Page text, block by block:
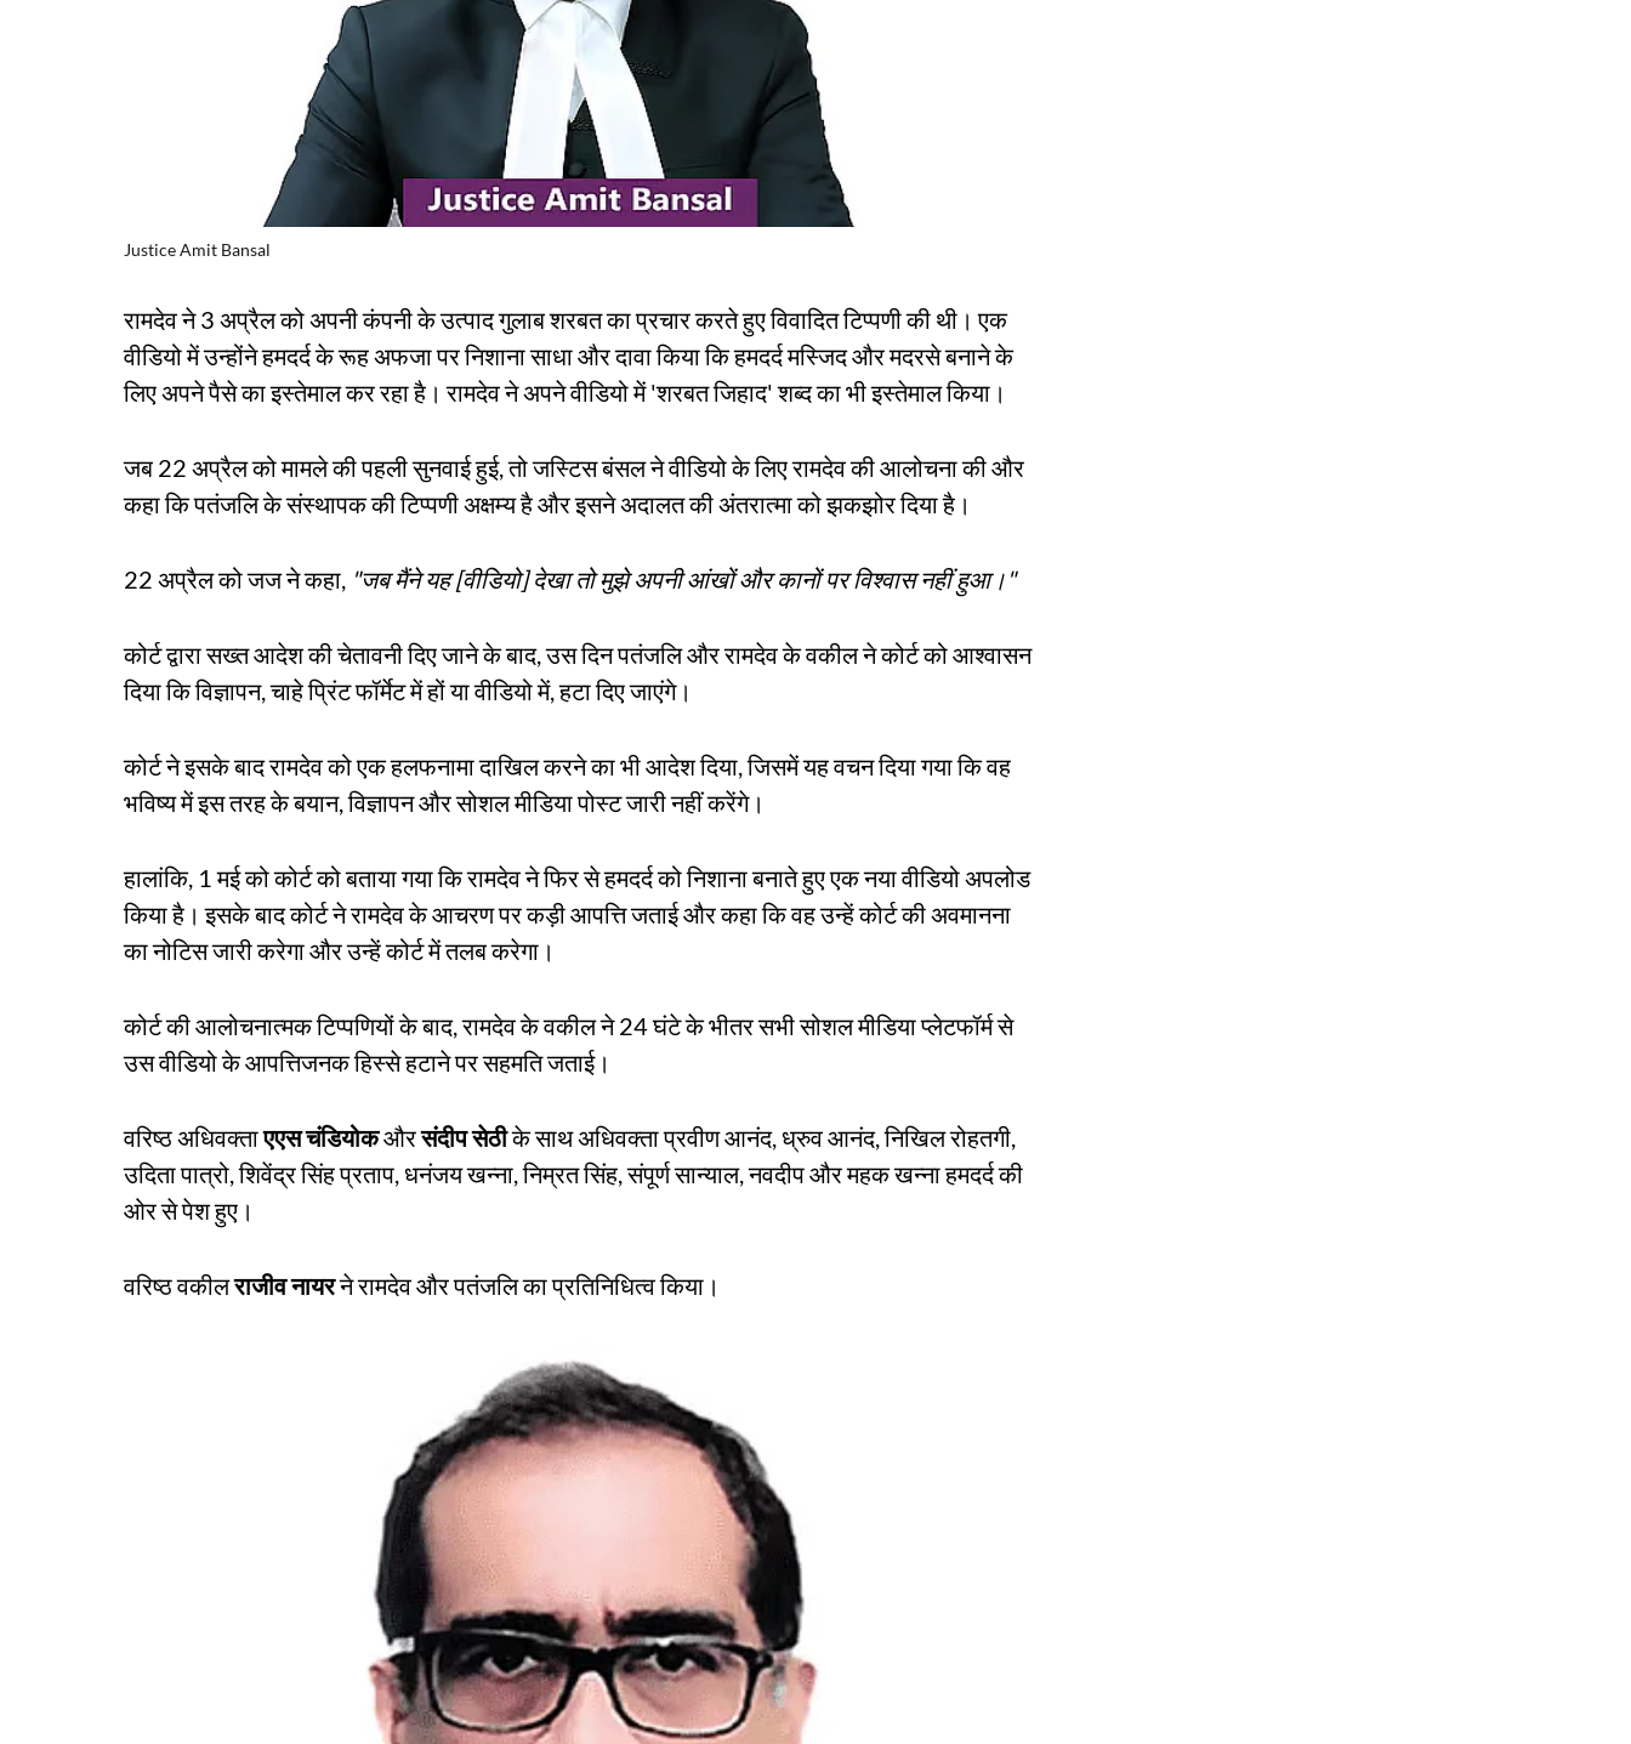
Justice Amit Bansal
रामदेव ने 3 अप्रैल को अपनी कंपनी के उत्पाद गुलाब शरबत का प्रचार करते हुए विवादित टिप्पणी की थी। एक
वीडियो में उन्होंने हमदर्द के रूह अफजा पर निशाना साधा और दावा किया कि हमदर्द मस्जिद और मदरसे बनाने के
लिए अपने पैसे का इस्तेमाल कर रहा है। रामदेव ने अपने वीडियो में 'शरबत जिहाद' शब्द का भी इस्तेमाल किया।
जब 22 अप्रैल को मामले की पहली सुनवाई हुई, तो जस्टिस बंसल ने वीडियो के लिए रामदेव की आलोचना की और
कहा कि पतंजलि के संस्थापक की टिप्पणी अक्षम्य है और इसने अदालत की अंतरात्मा को झकझोर दिया है।
22 अप्रैल को जज ने कहा, "जब मैंने यह [वीडियो] देखा तो मुझे अपनी आंखों और कानों पर विश्वास नहीं हुआ।"
कोर्ट द्वारा सख्त आदेश की चेतावनी दिए जाने के बाद, उस दिन पतंजलि और रामदेव के वकील ने कोर्ट को आश्वासन
दिया कि विज्ञापन, चाहे प्रिंट फॉर्मेट में हों या वीडियो में, हटा दिए जाएंगे।
कोर्ट ने इसके बाद रामदेव को एक हलफनामा दाखिल करने का भी आदेश दिया, जिसमें यह वचन दिया गया कि वह
भविष्य में इस तरह के बयान, विज्ञापन और सोशल मीडिया पोस्ट जारी नहीं करेंगे।
हालांकि, 1 मई को कोर्ट को बताया गया कि रामदेव ने फिर से हमदर्द को निशाना बनाते हुए एक नया वीडियो अपलोड
किया है। इसके बाद कोर्ट ने रामदेव के आचरण पर कड़ी आपत्ति जताई और कहा कि वह उन्हें कोर्ट की अवमानना ​​
का नोटिस जारी करेगा और उन्हें कोर्ट में तलब करेगा।
कोर्ट की आलोचनात्मक टिप्पणियों के बाद, रामदेव के वकील ने 24 घंटे के भीतर सभी सोशल मीडिया प्लेटफॉर्म से
उस वीडियो के आपत्तिजनक हिस्से हटाने पर सहमति जताई।
वरिष्ठ अधिवक्ताएएस चंडियोकऔरसंदीप सेठीके साथ अधिवक्ता प्रवीण आनंद, ध्रुव आनंद, निखिल रोहतगी,
उदिता पात्रो, शिवेंद्र सिंह प्रताप, धनंजय खन्ना, निम्रत सिंह, संपूर्ण सान्याल, नवदीप और महक खन्ना हमदर्द की
ओर से पेश हुए।
वरिष्ठ वकीलराजीव नायरने रामदेव और पतंजलि का प्रतिनिधित्व किया।